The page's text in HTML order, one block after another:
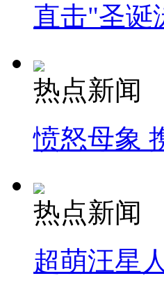
直击"圣诞
热点新闻
愤怒母象
热点新闻
超萌汪星